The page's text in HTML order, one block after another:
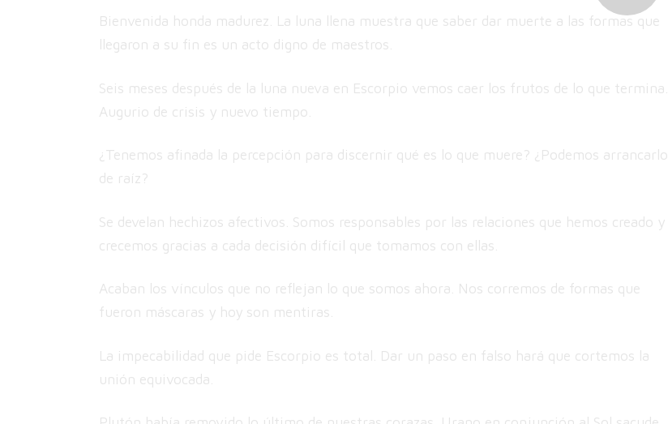
Bienvenida honda madurez. La luna llena muestra que saber dar muerte a las formas que
llegaron a su fin es un acto digno de maestros.
Seis meses después de la luna nueva en Escorpio vemos caer los frutos de lo que termina.
Augurio de crisis y nuevo tiempo.
¿Tenemos afinada la percepción para discernir qué es lo que muere? ¿Podemos arrancarlo
de raíz?
Se develan hechizos afectivos. Somos responsables por las relaciones que hemos creado y
crecemos gracias a cada decisión difícil que tomamos con ellas.
Acaban los vínculos que no reflejan lo que somos ahora. Nos corremos de formas que
fueron máscaras y hoy son mentiras.
La impecabilidad que pide Escorpio es total. Dar un paso en falso hará que cortemos la
unión equivocada.